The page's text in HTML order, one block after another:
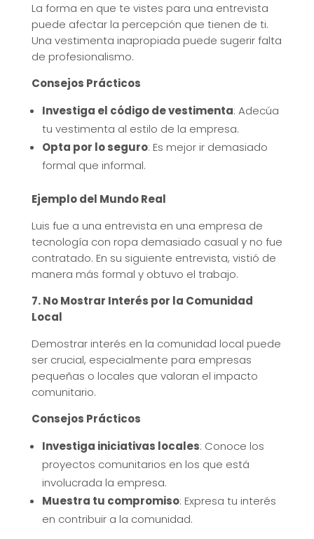
La forma en que te vistes para una entrevista
puede afectar la percepción que tienen de ti.
Una vestimenta inapropiada puede sugerir falta
de profesionalismo.
Consejos Prácticos
Investiga el código de vestimenta: Adecúa
tu vestimenta al estilo de la empresa.
Opta por lo seguro: Es mejor ir demasiado
formal que informal.
Ejemplo del Mundo Real
Luis fue a una entrevista en una empresa de
tecnología con ropa demasiado casual y no fue
contratado. En su siguiente entrevista, vistió de
manera más formal y obtuvo el trabajo.
7. No Mostrar Interés por la Comunidad
Local
Demostrar interés en la comunidad local puede
ser crucial, especialmente para empresas
pequeñas o locales que valoran el impacto
comunitario.
Consejos Prácticos
Investiga iniciativas locales: Conoce los
proyectos comunitarios en los que está
involucrada la empresa.
Muestra tu compromiso: Expresa tu interés
en contribuir a la comunidad.